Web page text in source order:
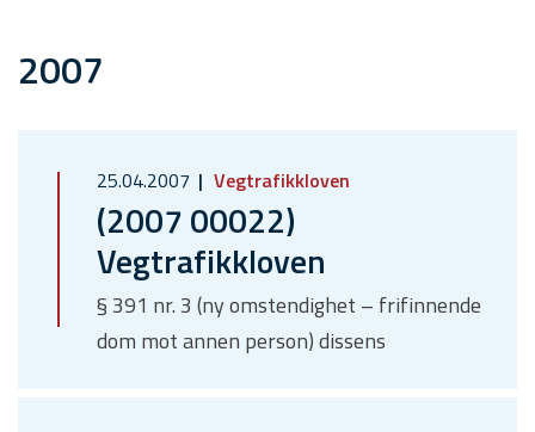
2007
25.04.2007 Vegtrafikkloven
(2007 00022)
Vegtrafikkloven
§ 391 nr. 3 (ny omstendighet – frifinnende
dom mot annen person) dissens